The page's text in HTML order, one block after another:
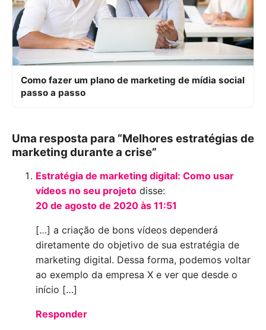
Como fazer um plano de marketing de mídia social
passo a passo
Uma resposta para “Melhores estratégias de
marketing durante a crise”
Estratégia de marketing digital: Como usar
vídeos no seu projeto disse:
20 de agosto de 2020 às 11:51
[…] a criação de bons vídeos dependerá
diretamente do objetivo de sua estratégia de
marketing digital. Dessa forma, podemos voltar
ao exemplo da empresa X e ver que desde o
início […]
Responder